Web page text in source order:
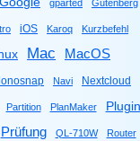
gparted Gutenberg
iOS Karoq Kurzbefehl
Mac MacOS
Navi Nextcloud
Partition PlanMaker Plugin
Prüfung QL-710W Router